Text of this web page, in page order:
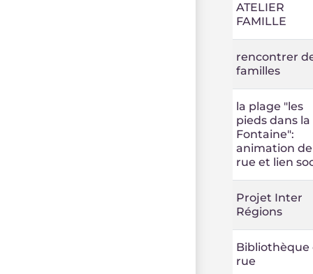
ATELIER
FAMILLE
rencontrer
familles
la plage "les
pieds dans la
Fontaine":
animation de
rue et lien
Projet Inter
Régions
Bibliothèque
rue